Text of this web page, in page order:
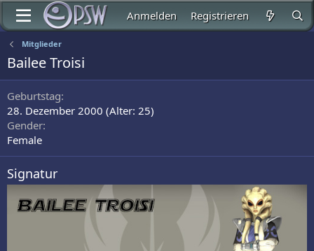
Anmelden Registrieren
Mitglieder
Bailee Troisi
Geburtstag
28. Dezember 2000 (Alter: 25)
Gender
Female
Signatur